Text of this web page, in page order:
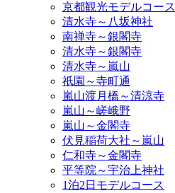
京都観光モデルコース
清水寺～八坂神社
南禅寺～銀閣寺
清水寺～銀閣寺
清水寺～嵐山
祇園～寺町通
嵐山渡月橋～清涼寺
嵐山～嵯峨野
嵐山～金閣寺
伏見稲荷大社～嵐山
仁和寺～金閣寺
平等院～宇治上神社
1泊2日モデルコース